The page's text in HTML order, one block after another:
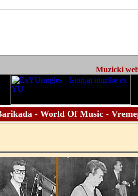
Muzicki
- World Of Music -